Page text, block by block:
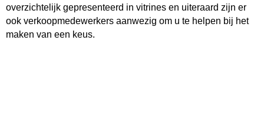
overzichtelijk gepresenteerd in vitrines en uiteraard zijn er
ook verkoopmedewerkers aanwezig om u te helpen bij het
maken van een keus.